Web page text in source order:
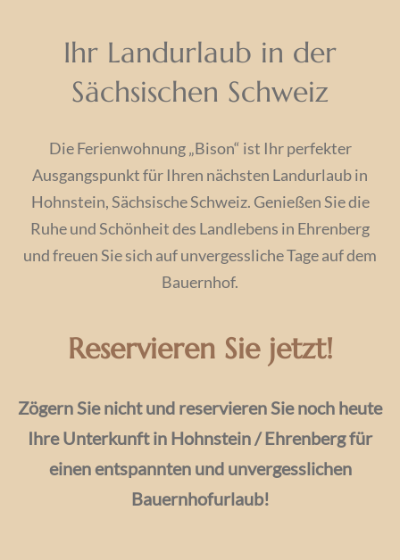
Ihr Landurlaub in der
Sächsischen Schweiz
Die Ferienwohnung „Bison“ ist Ihr perfekter
Ausgangspunkt für Ihren nächsten Landurlaub in
Hohnstein, Sächsische Schweiz. Genießen Sie die
Ruhe und Schönheit des Landlebens in Ehrenberg
und freuen Sie sich auf unvergessliche Tage auf dem
Bauernhof.
Reservieren Sie jetzt!
Zögern Sie nicht und reservieren Sie noch heute
Ihre Unterkunft in Hohnstein / Ehrenberg für
einen entspannten und unvergesslichen
Bauernhofurlaub!